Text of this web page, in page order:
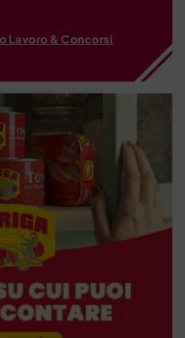
Lavoro & Concorsi